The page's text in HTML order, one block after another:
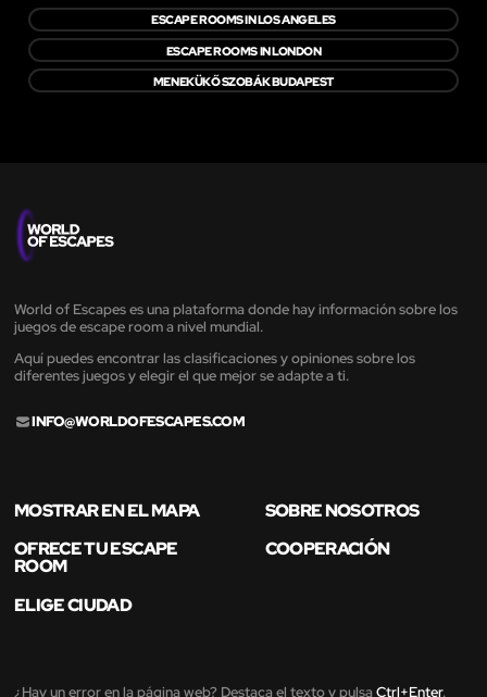
ESCAPE ROOMS IN LOS ANGELES
ESCAPE ROOMS IN LONDON
MENEKÜKŐ SZOBÁK BUDAPEST
World of Escapes es una plataforma donde hay información sobre los
juegos de escape room a nivel mundial.
Aquí puedes encontrar las clasificaciones y opiniones sobre los
diferentes juegos y elegir el que mejor se adapte a ti.
INFO@WORLDOFESCAPES.COM
MOSTRAR EN EL MAPA
SOBRE NOSOTROS
OFRECE TU ESCAPE
ROOM
COOPERACIÓN
ELIGE CIUDAD
¿Hay un error en la página web? Destaca el texto y pulsa Ctrl+Enter.